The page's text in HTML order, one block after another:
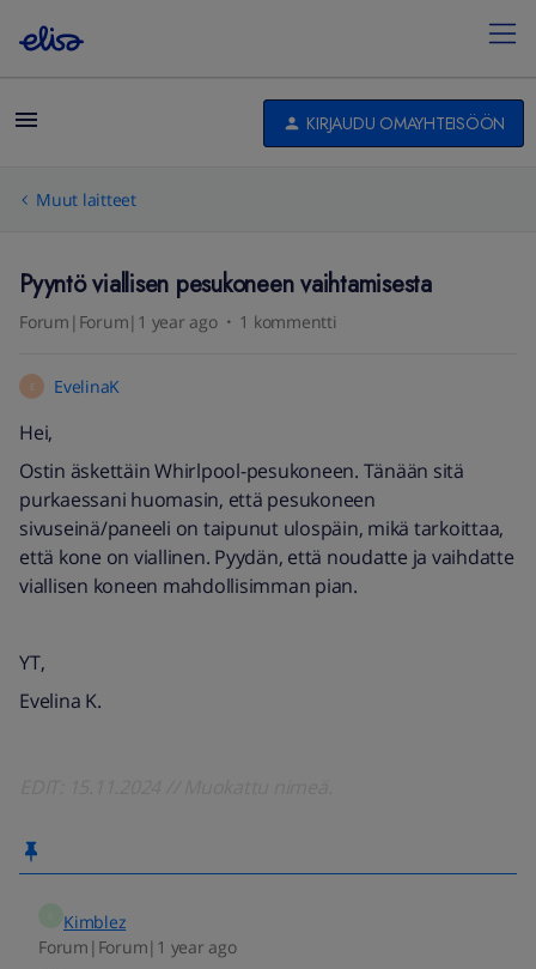
KIRJAUDU OMAYHTEISÖÖN
Muut laitteet
Pyyntö viallisen pesukoneen vaihtamisesta
Forum|Forum|1 year ago 1 kommentti
E EvelinaK
Hei,
Ostin äskettäin Whirlpool-pesukoneen. Tänään sitä
purkaessani huomasin, että pesukoneen
sivuseinä/paneeli on taipunut ulospäin, mikä tarkoittaa,
että kone on viallinen. Pyydän, että noudatte ja vaihdatte
viallisen koneen mahdollisimman pian.
YT,
Evelina K.
Kimblez
Forum|Forum|1 year ago